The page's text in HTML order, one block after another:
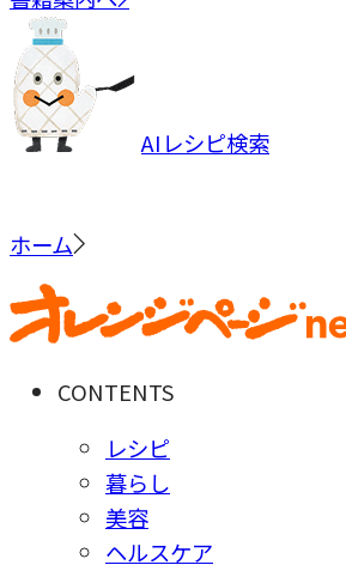
AIレシピ検索
ホーム
CONTENTS
レシピ
暮らし
美容
ヘルスケア